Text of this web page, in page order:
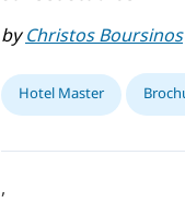
byChristos Boursinos
Hotel Master
,